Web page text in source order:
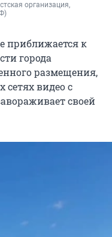
организация,
приближается к
города
размещения,
сетях видео с
своей